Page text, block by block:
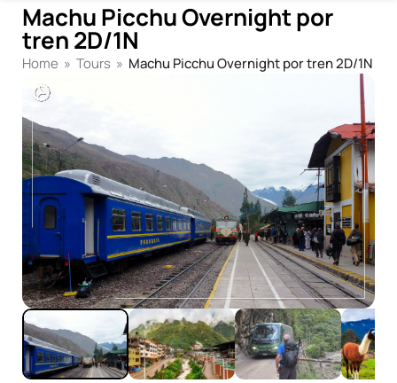
Machu Picchu Overnight por
tren 2D/1N
Home » Tours » Machu Picchu Overnight por tren 2D/1N